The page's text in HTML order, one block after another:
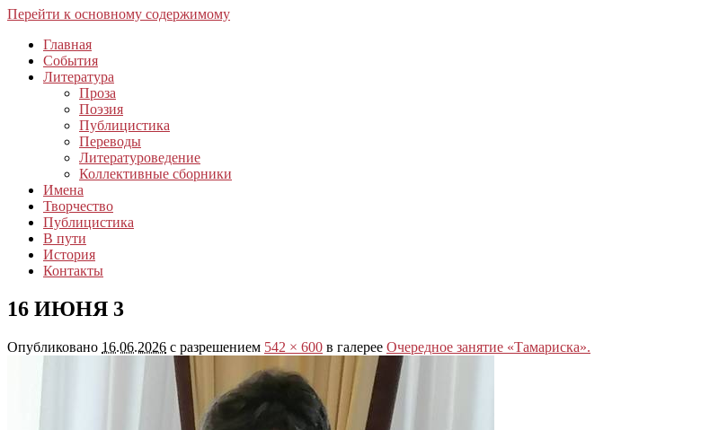
Перейти к основному содержимому
Главная
События
Литература
Проза
Поэзия
Публицистика
Переводы
Литературоведение
Коллективные сборники
Имена
Творчество
Публицистика
В пути
История
Контакты
16 ИЮНЯ 3
Опубликовано 16.06.2026 с разрешением 542 × 600 в галерее Очередное занятие «Тамариска».